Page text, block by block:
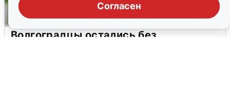
Согласен
Волгоградцы остались без